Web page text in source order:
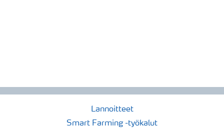
Lannoitteet
Smart Farming -työkalut